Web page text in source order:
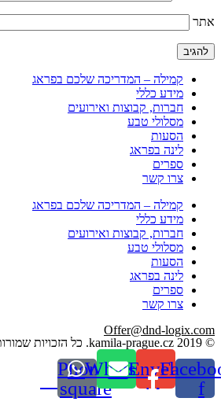
אתר
קמילה – המדריכה שלכם בפראג
מידע כללי
חברות, קבוצות ואירועים
מסלולי טבע
הסעות
לינה בפראג
ספרים
צרו קשר
קמילה – המדריכה שלכם בפראג
מידע כללי
חברות, קבוצות ואירועים
מסלולי טבע
הסעות
לינה בפראג
ספרים
צרו קשר
Offer@dnd-logix.com
© 2019 kamila-prague.cz. כל הזכויות שמורות.
f
Envelope
Whatsapp
Phone-
square